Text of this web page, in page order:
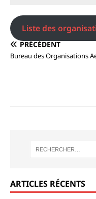
Liste des
PRÉCÉDENT
Bureau des Organisations
ARTICLES RÉCENTS